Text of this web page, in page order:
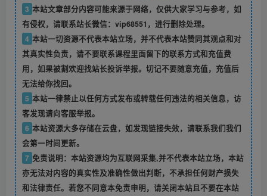
3 本站文章部分内容可能来源于网络，仅供大家学习与参考，如
有侵权，请联系站长微信：vip68551，进行删除处理。
4 本站一切资源不代表本站立场，并不代表本站赞同其观点和对
其真实性负责，请不要联系课程里面留下的联系方式和充值费
用，如果被割欢迎找站长投诉举报。切记不要随意充值，充值后
无法给你找回。
5 本站一律禁止以任何方式发布或转载任何违法的相关信息，访
客发现请向客服举报。
6 本站资源大多存储在云盘，如发现链接失效，请联系我们我们
会第一时间更新。
7 免责说明：本站资源均为互联网采集,并不代表本站立场，本站
亦无法对内容的真实性及准确性做出判断，不承担任何财产损失
和法律责任。若您不同意本免责申明，请关闭本站且不要在本站